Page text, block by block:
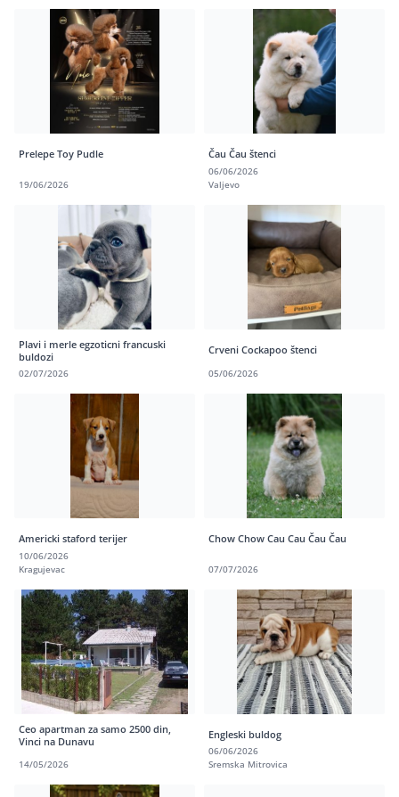
Prelepe Toy Pudle
19/06/2026
Čau Čau štenci
06/06/2026
Valjevo
Plavi i merle egzoticni francuski
buldozi
02/07/2026
Crveni Cockapoo štenci
05/06/2026
Americki staford terijer
10/06/2026
Kragujevac
Chow Chow Cau Cau Čau Čau
07/07/2026
Ceo apartman za samo 2500 din,
Vinci na Dunavu
14/05/2026
Engleski buldog
06/06/2026
Sremska Mitrovica